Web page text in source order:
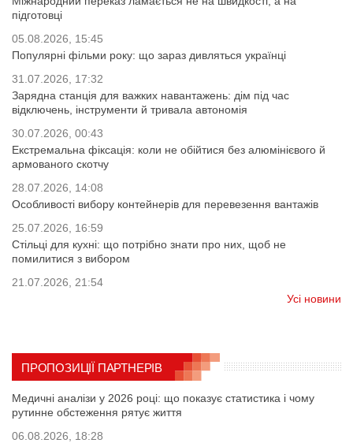
підготовці
05.08.2026, 15:45
Популярні фільми року: що зараз дивляться українці
31.07.2026, 17:32
Зарядна станція для важких навантажень: дім під час
відключень, інструменти й тривала автономія
30.07.2026, 00:43
Екстремальна фіксація: коли не обійтися без алюмінієвого й
армованого скотчу
28.07.2026, 14:08
Особливості вибору контейнерів для перевезення вантажів
25.07.2026, 16:59
Стільці для кухні: що потрібно знати про них, щоб не
помилитися з вибором
21.07.2026, 21:54
Усі новини
ПРОПОЗИЦІЇ ПАРТНЕРІВ
Медичні аналізи у 2026 році: що показує статистика і чому
рутинне обстеження рятує життя
06.08.2026, 18:28